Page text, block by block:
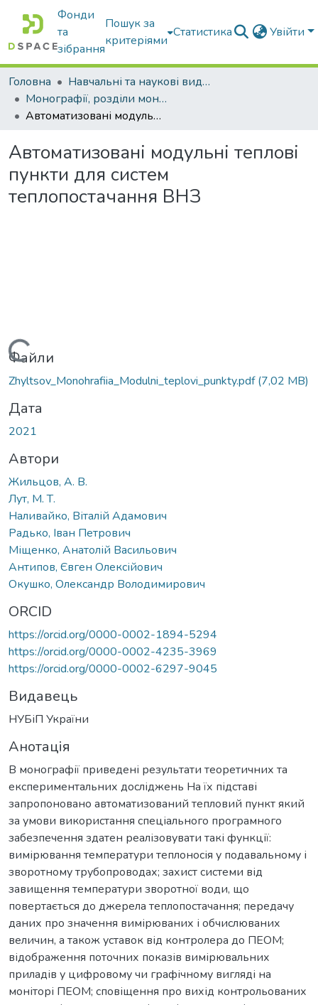
Фонди
та
зібрання
Пошук за
критеріями
Статистика Увійти
Головна
Навчальні та наукові видання
Монографії, розділи монографій, доповіді
Автоматизовані модульні теплові пункти для систем теплопостачання ВНЗ
Автоматизовані модульні теплові
пункти для систем
теплопостачання ВНЗ
Файли
Zhyltsov_Monohrafiia_Modulni_teplovi_punkty.pdf(7,02 MB)
Дата
2021
Автори
Жильцов, А. В.
Лут, М. Т.
Наливайко, Віталій Адамович
Радько, Іван Петрович
Міщенко, Анатолій Васильович
Антипов, Євген Олексійович
Окушко, Олександр Володимирович
ORCID
https://orcid.org/0000-0002-1894-5294
https://orcid.org/0000-0002-4235-3969
https://orcid.org/0000-0002-6297-9045
Видавець
НУБіП України
Анотація
В монографії приведені результати теоретичних та
експериментальних досліджень На їх підставі
запропоновано автоматизований тепловий пункт який
за умови використання спеціального програмного
забезпечення здатен реалізовувати такі функції:
вимірювання температури теплоносія у подавальному і
зворотному трубопроводах; захист системи від
завищення температури зворотної води, що
повертається до джерела теплопостачання; передачу
даних про значення вимірюваних і обчислюваних
величин, а також уставок від контролера до ПЕОМ;
відображення поточних показів вимірювальних
приладів у цифровому чи графічному вигляді на
моніторі ПЕОМ; сповіщення про вихід контрольованих